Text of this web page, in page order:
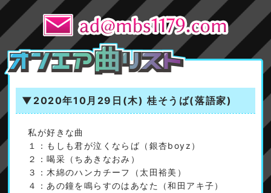
▼2020年10月29日(木) 桂そうば(落語家)
私が好きな曲
１：もしも君が泣くならば（銀杏boyz）
２：喝采（ちあきなおみ）
３：木綿のハンカチーフ（太田裕美）
４：あの鐘を鳴らすのはあなた（和田アキ子）